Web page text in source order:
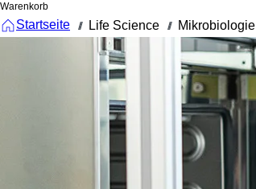
Warenkorb
Startseite /// Life Science /// Mikrobiologie